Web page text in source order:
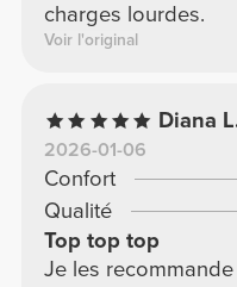
charges lourdes.
Voir l'original
Diana
2026-01-06
Confort
Qualité
Top top top
Je les